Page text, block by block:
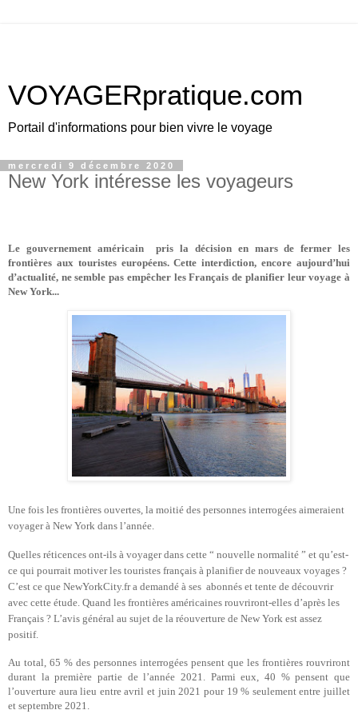
VOYAGERpratique.com
Portail d'informations pour bien vivre le voyage
mercredi 9 décembre 2020
New York intéresse les voyageurs
Le gouvernement américain
pris la décision en mars de fermer les
frontières aux touristes européens. Cette interdiction, encore aujourd’hui
d’actualité, ne semble pas empêcher les Français de planifier leur voyage à
New York...
Une fois les frontières ouvertes, la moitié des personnes interrogées aimeraient
voyager à New York dans l’année.
Quelles réticences ont-ils à voyager dans cette “ nouvelle normalité ” et qu’est-
ce qui pourrait motiver les touristes français à planifier de nouveaux voyages ?
C’est ce que NewYorkCity.fr a demandé à ses abonnés et tente de découvrir
avec cette étude. Quand les frontières américaines rouvriront-elles d’après les
Français ? L’avis général au sujet de la réouverture de New York est assez
positif.
Au total, 65 % des personnes interrogées pensent que les frontières rouvriront
durant la première partie de l’année 2021. Parmi eux, 40 % pensent que
l’ouverture aura lieu entre avril et juin 2021 pour 19 % seulement entre juillet
et septembre 2021.